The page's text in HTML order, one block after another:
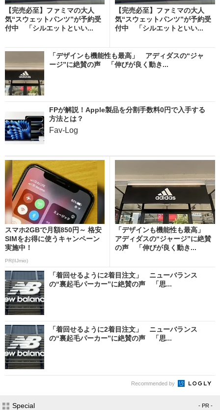
【完売必至】ファミマの大人
気“スウェットパンツ”が予約受
付中 「シルエットといい...
【完売必至】ファミマの大人
気“スウェットパンツ”が予約受
付中 「シルエットといい...
「デザインも機能性も最高」 アディダスの“ジャ
ージ”に絶賛の声 「伸びが良く動き...
FPが解説！Apple製品を分割手数料0円で入手する
方法とは？
Fav-Log
スマホ2GBで月額850円～ 格安
SIMをお得に使うキャンペーン
実施中！
PR(IIJmio)
「デザインも機能性も最高」
アディダスの“ジャージ”に絶賛
の声 「伸びが良く動き...
「着回せるように2着目注文」 ニューバランス
の“裏起毛パーカー”に絶賛の声 「思...
「着回せるように2着目注文」 ニューバランス
の“裏起毛パーカー”に絶賛の声 「思...
Recommended by
Special - PR -